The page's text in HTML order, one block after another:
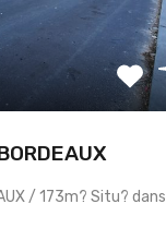
/ 173m? Situ? dans